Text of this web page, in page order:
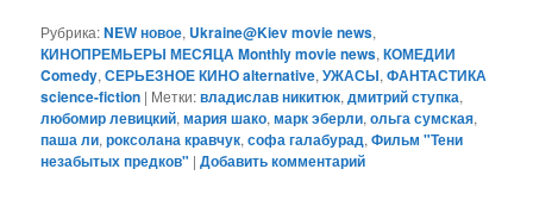
Рубрика:NEW новое, Ukraine@Kiev movie news,
КИНОПРЕМЬЕРЫ МЕСЯЦА Monthly movie news,КОМЕДИИ
Comedy,СЕРЬЕЗНОЕ КИНО alternative,УЖАСЫ,ФАНТАСТИКА
science-fiction | Метки:владислав никитюк,дмитрий ступка,
любомир левицкий,мария шако,марк эберли,ольга сумская,
паша ли,роксолана кравчук,софа галабурад,Фильм "Тени
незабытых предков" |Добавить комментарий